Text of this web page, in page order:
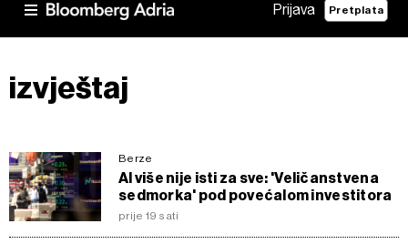
Prijava Pretplata
izvještaj
Berze
AI više nije isti za sve: 'Veličanstvena
sedmorka' pod povećalom investitora
prije 19 sati